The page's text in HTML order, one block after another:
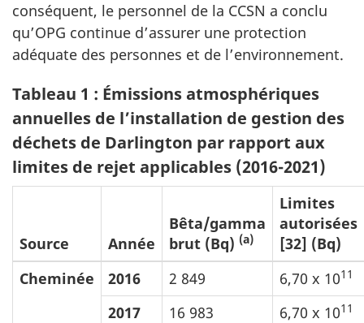
conséquent, le personnel de la CCSN a conclu
qu’OPG continue d’assurer une protection
adéquate des personnes et de l’environnement.
Tableau 1 : Émissions atmosphériques
annuelles de l’installation de gestion des
déchets de Darlington par rapport aux
limites de rejet applicables (2016-2021)
Source Année
Bêta/gamma
brut (Bq) (a)
Limites
autorisées
[32] (Bq)
Cheminée
2016 2 849 6,70 x 1011
2017 16 983 6,70 x 1011